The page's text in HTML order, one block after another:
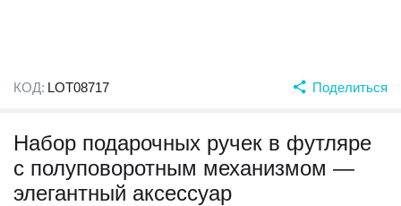
КОД: LOT08717 Поделиться
Набор подарочных ручек в футляре
с полуповоротным механизмом —
элегантный аксессуар